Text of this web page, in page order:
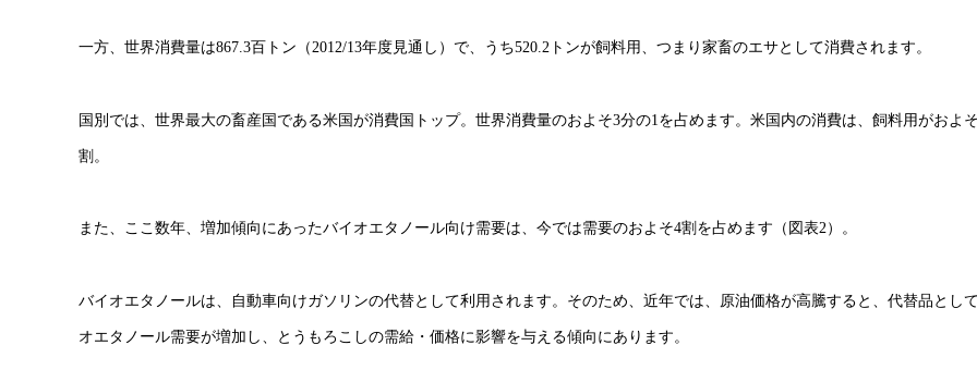
一方、世界消費量は867.3百トン（2012/13年度見通し）で、うち520.2トンが飼料用、つまり家畜のエサとして消費されます。
国別では、世界最大の畜産国である米国が消費国トップ。世界消費量のおよそ3分の1を占めます。米国内の消費は、飼料用がおよ
割。
また、ここ数年、増加傾向にあったバイオエタノール向け需要は、今では需要のおよそ4割を占めます（図表2）。
バイオエタノールは、自動車向けガソリンの代替として利用されます。そのため、近年では、原油価格が高騰すると、代替品とし
オエタノール需要が増加し、とうもろこしの需給・価格に影響を与える傾向にあります。